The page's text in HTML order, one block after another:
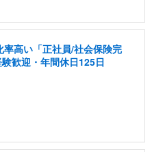
高い「正社員/社会保険完
歓迎・年間休日125日